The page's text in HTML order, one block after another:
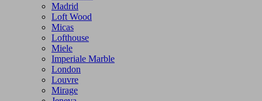
Madrid
Loft Wood
Micas
Lofthouse
Miele
Imperiale Marble
London
Louvre
Mirage